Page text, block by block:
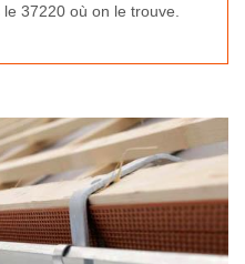
37220 où on le trouve.